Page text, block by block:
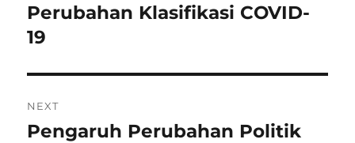
post:
Perubahan Klasifikasi COVID-
19
NEXT
Next
Pengaruh Perubahan Politik